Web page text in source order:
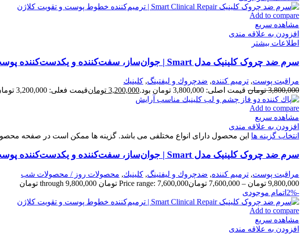
Add to compare
مشاهده سریع
افزودن به علاقه مندی
اطلاعات بیشتر
سرم ضد چروک کلینیک مدل Smart | جوان‌ساز، سفت‌کننده و یکدست‌کننده پوست
مراقبت پوست, ترميم كننده, ضدچروك و ليفتينگ, كلينيك
3,800,000 تومان قیمت اصلی: 3,800,000 تومان بود. 3,200,000 تومانقیمت فعلی: 3,200,000 تومان.
Add to compare
مشاهده سریع
افزودن به علاقه مندی
انتخاب گزینه ها این محصول دارای انواع مختلفی می باشد. گزینه ها ممکن است در صفحه
سرم ضد چروک کلینیک مدل Smart | جوان‌ساز، سفت‌کننده و یکدست‌کننده پوست
مراقبت پوست, ترميم كننده, ضدچروك و ليفتينگ, كلينيك, محصولات روز / محصولات شب
9,800,000 تومان –
7,600,000 تومانPrice range: 7,600,000 تومان through 9,800,000 تومان
-2%
اتمام موجودی
Add to compare
مشاهده سریع
افزودن به علاقه مندی